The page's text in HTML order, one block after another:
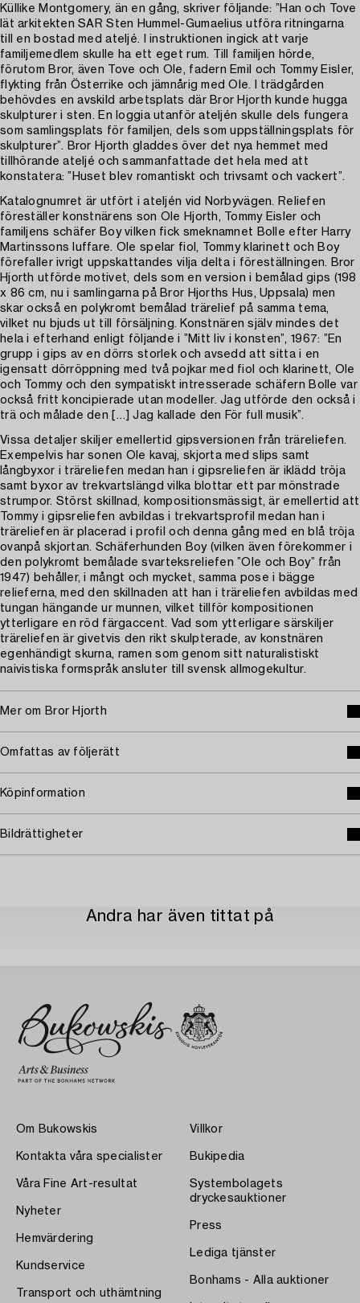
Küllike Montgomery, än en gång, skriver följande: ”Han och Tove
lät arkitekten SAR Sten Hummel-Gumaelius utföra ritningarna
till en bostad med ateljé. I instruktionen ingick att varje
familjemedlem skulle ha ett eget rum. Till familjen hörde,
förutom Bror, även Tove och Ole, fadern Emil och Tommy Eisler,
flykting från Österrike och jämnårig med Ole. I trädgården
behövdes en avskild arbetsplats där Bror Hjorth kunde hugga
skulpturer i sten. En loggia utanför ateljén skulle dels fungera
som samlingsplats för familjen, dels som uppställningsplats för
skulpturer”. Bror Hjorth gladdes över det nya hemmet med
tillhörande ateljé och sammanfattade det hela med att
konstatera: ”Huset blev romantiskt och trivsamt och vackert”.
Katalognumret är utfört i ateljén vid Norbyvägen. Reliefen
föreställer konstnärens son Ole Hjorth, Tommy Eisler och
familjens schäfer Boy vilken fick smeknamnet Bolle efter Harry
Martinssons luffare. Ole spelar fiol, Tommy klarinett och Boy
förefaller ivrigt uppskattandes vilja delta i föreställningen. Bror
Hjorth utförde motivet, dels som en version i bemålad gips (198
x 86 cm, nu i samlingarna på Bror Hjorths Hus, Uppsala) men
skar också en polykromt bemålad trärelief på samma tema,
vilket nu bjuds ut till försäljning. Konstnären själv mindes det
hela i efterhand enligt följande i ”Mitt liv i konsten”, 1967: ”En
grupp i gips av en dörrs storlek och avsedd att sitta i en
igensatt dörröppning med två pojkar med fiol och klarinett, Ole
och Tommy och den sympatiskt intresserade schäfern Bolle var
också fritt koncipierade utan modeller. Jag utförde den också i
trä och målade den […] Jag kallade den För full musik”.
Vissa detaljer skiljer emellertid gipsversionen från träreliefen.
Exempelvis har sonen Ole kavaj, skjorta med slips samt
långbyxor i träreliefen medan han i gipsreliefen är iklädd tröja
samt byxor av trekvartslängd vilka blottar ett par mönstrade
strumpor. Störst skillnad, kompositionsmässigt, är emellertid att
Tommy i gipsreliefen avbildas i trekvartsprofil medan han i
träreliefen är placerad i profil och denna gång med en blå tröja
ovanpå skjortan. Schäferhunden Boy (vilken även förekommer i
den polykromt bemålade svarteksreliefen ”Ole och Boy” från
1947) behåller, i mångt och mycket, samma pose i bägge
relieferna, med den skillnaden att han i träreliefen avbildas med
tungan hängande ur munnen, vilket tillför kompositionen
ytterligare en röd färgaccent. Vad som ytterligare särskiljer
träreliefen är givetvis den rikt skulpterade, av konstnären
egenhändigt skurna, ramen som genom sitt naturalistiskt
naivistiska formspråk ansluter till svensk allmogekultur.
Mer om Bror Hjorth
Omfattas av följerätt
Köpinformation
Bildrättigheter
Andra har även tittat på
Om Bukowskis
Kontakta våra specialister
Våra Fine Art-resultat
Nyheter
Hemvärdering
Kundservice
Transport och uthämtning
Villkor
Bukipedia
Systembolagets
dryckesauktioner
Press
Lediga tjänster
Bonhams - Alla auktioner